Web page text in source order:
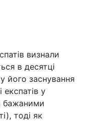
визнали
в десятці
його заснування
у
бажаними
тоді як